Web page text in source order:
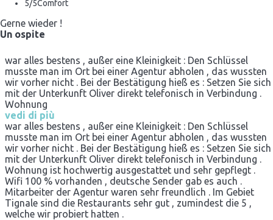
5/5Comfort
Gerne wieder !
Un ospite
war alles bestens , außer eine Kleinigkeit : Den Schlüssel
musste man im Ort bei einer Agentur abholen , das wussten
wir vorher nicht . Bei der Bestätigung hieß es : Setzen Sie sich
mit der Unterkunft Oliver direkt telefonisch in Verbindung .
Wohnung
vedi di più
war alles bestens , außer eine Kleinigkeit : Den Schlüssel
musste man im Ort bei einer Agentur abholen , das wussten
wir vorher nicht . Bei der Bestätigung hieß es : Setzen Sie sich
mit der Unterkunft Oliver direkt telefonisch in Verbindung .
Wohnung ist hochwertig ausgestattet und sehr gepflegt .
Wifi 100 % vorhanden , deutsche Sender gab es auch .
Mitarbeiter der Agentur waren sehr freundlich . Im Gebiet
Tignale sind die Restaurants sehr gut , zumindest die 5 ,
welche wir probiert hatten .